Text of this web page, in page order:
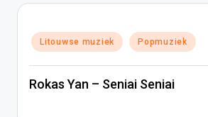
Geplaatst
in
Litouwse muziek Popmuziek
Rokas Yan – Seniai Seniai